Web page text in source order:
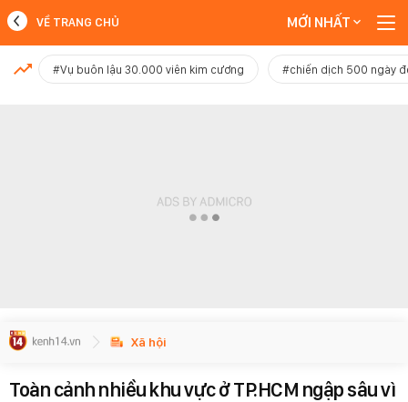
MỚI NHẤT
VỀ TRANG CHỦ MỚI NHẤT
#Vụ buôn lậu 30.000 viên kim cương #chiến dịch 500 ngày
Xã hội
Toàn cảnh nhiều khu vực ở TP.HCM ngập sâu vì